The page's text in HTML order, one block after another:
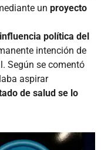
un proyecto
política del
intención de
Según se comentó
aspirar
de salud se lo